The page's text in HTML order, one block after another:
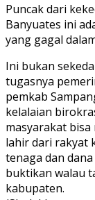
Puncak dari
Banyuates ini
yang gagal
Ini bukan
tugasnya
pemkab
kelalaian
masyarakat
lahir dari rakyat
tenaga dan
buktikan walau
kabupaten.